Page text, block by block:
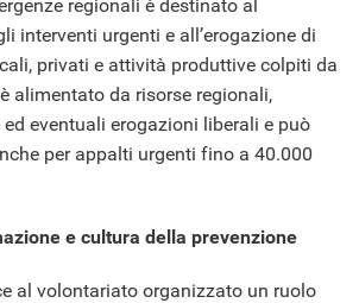
regionali è destinato al
interventi urgenti e all’erogazione di
privati e attività produttive colpiti da
alimentato da risorse regionali,
eventuali erogazioni liberali e può
per appalti urgenti fino a 40.000
e cultura della prevenzione
al volontariato organizzato un ruolo